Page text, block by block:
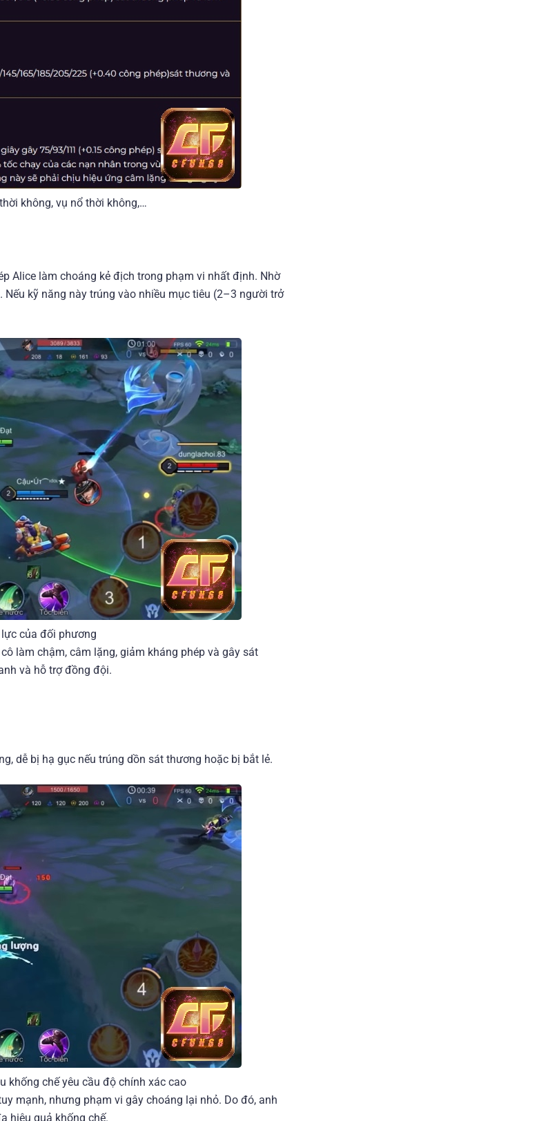
không, vụ nổ thời không,…
Alice làm choáng kẻ địch trong phạm vi nhất định. Nhờ
kỹ năng này trúng vào nhiều mục tiêu (2–3 người trở
của đối phương
làm chậm, câm lặng, giảm kháng phép và gây sát
và hỗ trợ đồng đội.
dễ bị hạ gục nếu trúng dồn sát thương hoặc bị bắt lẻ.
khống chế yêu cầu độ chính xác cao
mạnh, nhưng phạm vi gây choáng lại nhỏ. Do đó, anh
hiệu quả khống chế.